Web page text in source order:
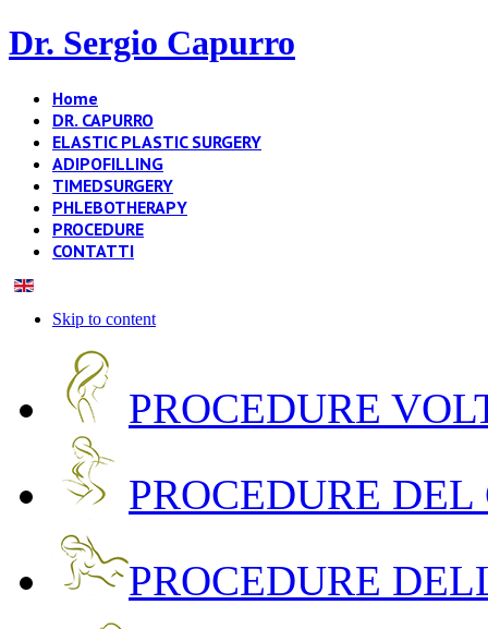
Dr. Sergio Capurro
Home
DR. CAPURRO
ELASTIC PLASTIC SURGERY
ADIPOFILLING
TIMEDSURGERY
PHLEBOTHERAPY
PROCEDURE
CONTATTI
Skip to content
PROCEDURE
PROCEDURE DEL
PROCEDURE